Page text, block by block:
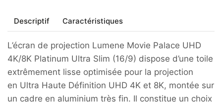
Descriptif Caractéristiques
L’écran de projection Lumene Movie Palace UHD
4K/8K Platinum Ultra Slim (16/9) dispose d’une toile
extrêmement lisse optimisée pour la projection
en Ultra Haute Définition UHD 4K et 8K, montée sur
un cadre en aluminium très fin. Il constitue un choix